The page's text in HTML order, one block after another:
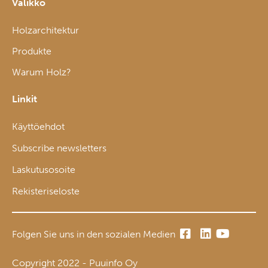
Valikko
Holzarchitektur
Produkte
Warum Holz?
Linkit
Käyttöehdot
Subscribe newsletters
Laskutusosoite
Rekisteriseloste
Folgen Sie uns in den sozialen Medien
Copyright 2022 - Puuinfo Oy